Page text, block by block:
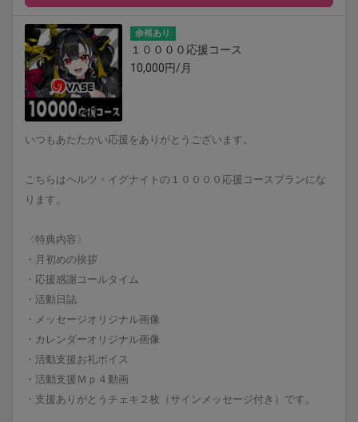
余裕あり
１００００応援コース
10,000円/月
いつもあたたかい応援をありがとうございます。
こちらはヘルツ・イグナイトの１００００応援コースプランにな
ります。
〈特典内容〉
・月初めの挨拶
・応援感謝コールタイム
・活動日誌
・メッセージオリジナル画像
・カレンダーオリジナル画像
・活動支援お礼ボイス
・活動支援Ｍｐ４動画
・支援ありがとうチェキ２枚（サインメッセージ付き）です。